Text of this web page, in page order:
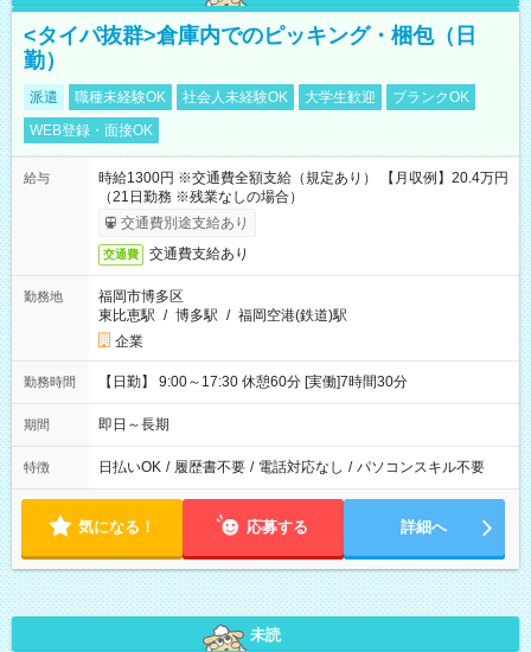
<タイパ抜群>倉庫内でのピッキング・梱包（日
勤）
派遣 職種未経験OK 社会人未経験OK 大学生歓迎
ブランクOK
WEB登録・面接OK
給与
時給1300円 ※交通費全額支給（規定あり） 【月収例】20.4万円
（21日勤務 ※残業なしの場合）
交通費別途支給あり
交通費 交通費支給あり
勤務地
福岡市博多区
東比恵駅 / 博多駅 / 福岡空港(鉄道)駅
企業
勤務時間 【日勤】 9:00～17:30 休憩60分 [実働]7時間30分
期間 即日～長期
特徴 日払いOK / 履歴書不要 / 電話対応なし / パソコンスキル不要
気になる！ 応募する 詳細へ
未読